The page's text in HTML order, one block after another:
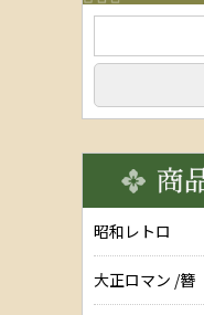
昭和レトロ
大正ロマン /簪